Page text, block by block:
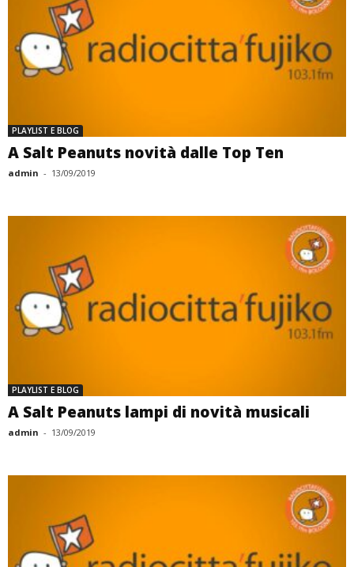
PLAYLIST E BLOG
A Salt Peanuts novità dalle Top Ten
admin - 13/09/2019
PLAYLIST E BLOG
A Salt Peanuts lampi di novità musicali
admin - 13/09/2019